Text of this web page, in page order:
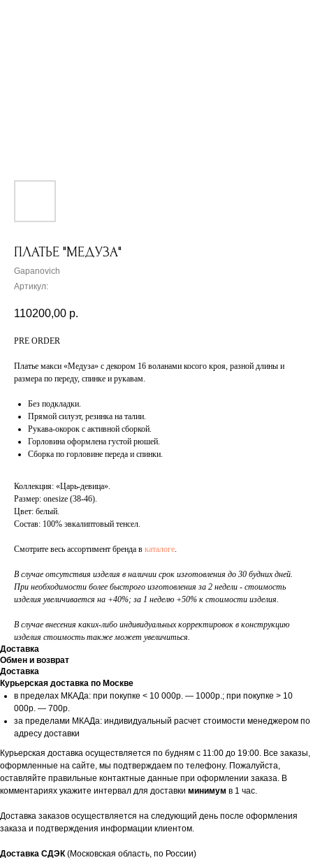
ПЛАТЬЕ "МЕДУЗА"
Gapanovich
Артикул:
110200,00 р.
PRE ORDER
Платье макси «Медуза» с декором 16 воланами косого кроя, разной длины и
размера по переду, спинке и рукавам.
Без подкладки.
Прямой силуэт, резинка на талии.
Рукава-окорок с активной сборкой.
Горловина оформлена густой рюшей.
Сборка по горловине переда и спинки.
Коллекция: «Царь-девица».
Размер: onesize (38-46).
Цвет: белый.
Состав: 100% эвкалиптовый тенсел.
Смотрите весь ассортимент бренда в каталоге.
В случае отсутствия изделия в наличии срок изготовления до 30 будних дней.
При необходимости более быстрого изготовления за 2 недели - стоимость
изделия увеличивается на +40%; за 1 неделю +50% к стоимости изделия.
В случае внесения каких-либо индивидуальных корректировок в конструкцию
изделия стоимость также может увеличиться.
Доставка
Обмен и возврат
Доставка
Курьерская доставка по Москве
в пределах МКАДа: при покупке < 10 000р. — 1000р.; при покупке > 10
000р. — 700р.
за пределами МКАДа: индивидуальный расчет стоимости менеджером по
адресу доставки
Курьерская доставка осуществляется по будням с 11:00 до 19:00. Все заказы,
оформленные на сайте, мы подтверждаем по телефону. Пожалуйста,
оставляйте правильные контактные данные при оформлении заказа. В
комментариях укажите интервал для доставки минимум в 1 час.
Доставка заказов осуществляется на следующий день после оформления
заказа и подтверждения информации клиентом.
Доставка СДЭК(Московская область, по России)